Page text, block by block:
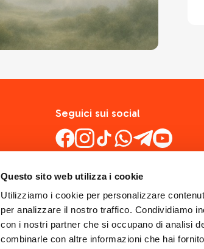
Questo sito web utilizza i cookie
Utilizziamo i cookie per personalizzare
per analizzare il nostro traffico. Condividiamo
con i nostri partner che si occupano di analisi
combinarle con altre informazioni che hai
Seguici sui social